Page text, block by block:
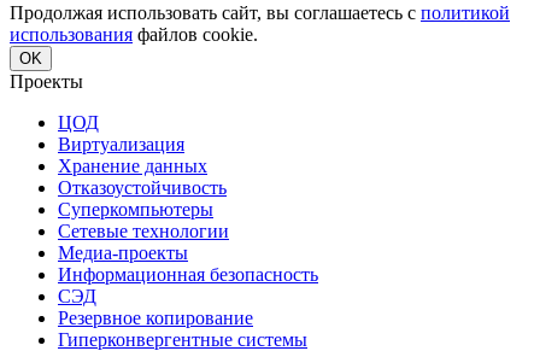
Продолжая использовать сайт, вы соглашаетесь с политикой
использования файлов cookie.
OK
Проекты
ЦОД
Виртуализация
Хранение данных
Отказоустойчивость
Суперкомпьютеры
Сетевые технологии
Медиа-проекты
Информационная безопасность
СЭД
Резервное копирование
Гиперконвергентные системы